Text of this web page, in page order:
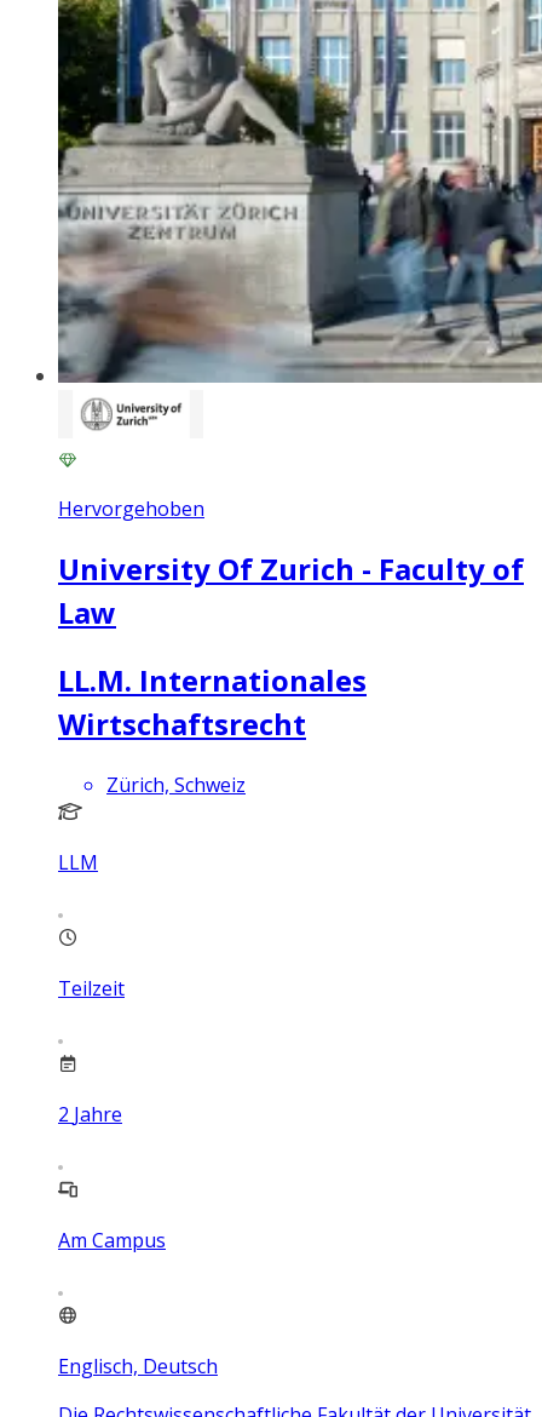
Hervorgehoben
University Of Zurich - Faculty of
Law
LL.M. Internationales
Wirtschaftsrecht
Zürich, Schweiz
LLM
Teilzeit
2 Jahre
Am Campus
Englisch, Deutsch